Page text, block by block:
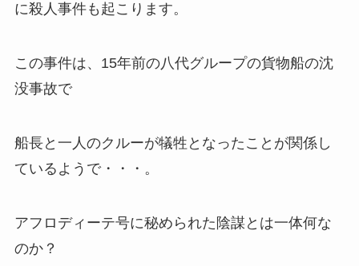
に殺人事件も起こります。
この事件は、15年前の八代グループの貨物船の沈
没事故で
船長と一人のクルーが犠牲となったことが関係し
ているようで・・・。
アフロディーテ号に秘められた陰謀とは一体何な
のか？